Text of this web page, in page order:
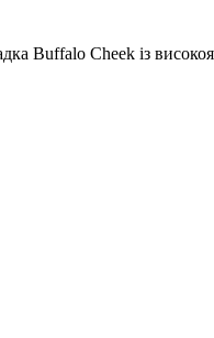
Buffalo Cheek із